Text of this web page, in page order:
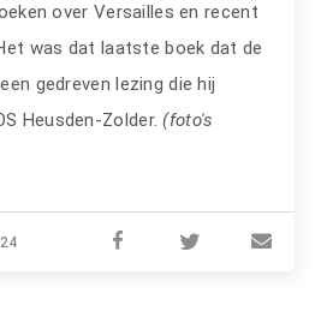
over Versailles en recent
was dat laatste boek dat de
gedreven lezing die hij
Heusden-Zolder.(foto's